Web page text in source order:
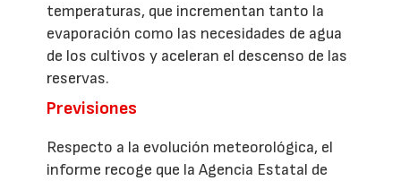
temperaturas, que incrementan tanto la
evaporación como las necesidades de agua
de los cultivos y aceleran el descenso de las
reservas.
Previsiones
Respecto a la evolución meteorológica, el
informe recoge que la Agencia Estatal de